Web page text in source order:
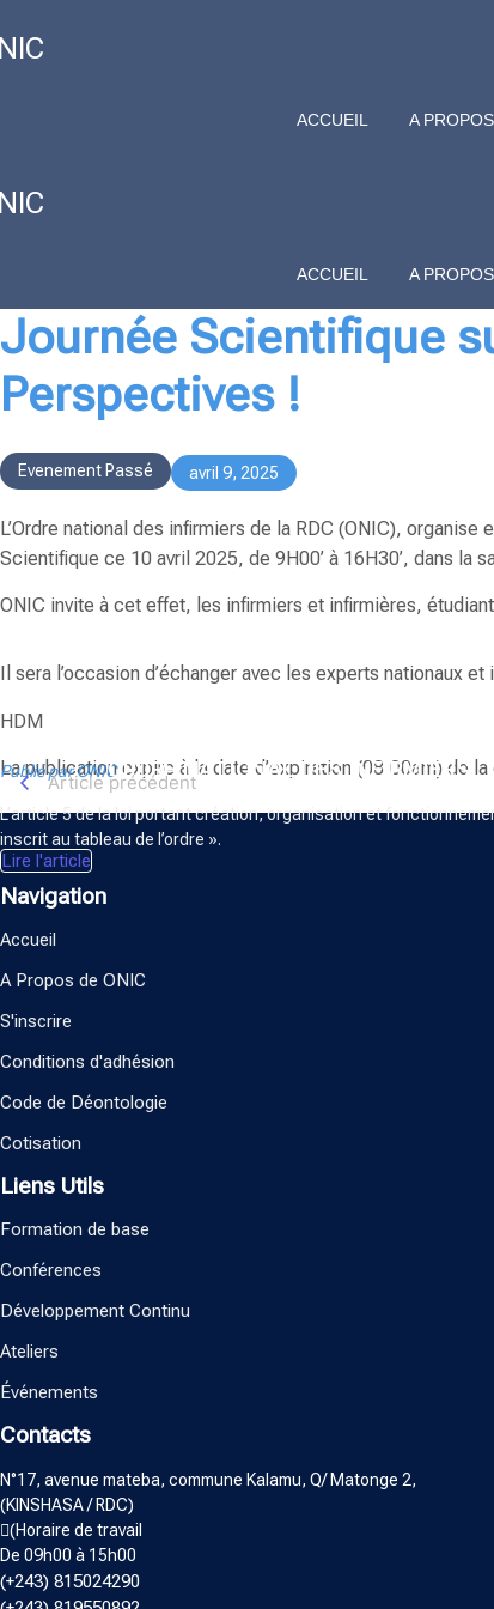
ACCUEIL A PROPOS
ACCUEIL A PROPOS
Journée Scientifique
Perspectives !
Evenement Passé avril 9, 2025
L’Ordre national des infirmiers de la RDC (ONIC), organise
Scientifique ce 10 avril 2025, de 9H00’ à 16H30’, dans la
ONIC invite à cet effet, les infirmiers et infirmières,
Il sera l’occasion d’échanger avec les experts nationaux
HDM
La publication expire à la date d’expiration (08:00am) de
Publié par ONIC
Article précédent
ORDRE NATIONAL DES INFIRMIERS
L’article 5 de la loi portant création, organisation et
inscrit au tableau de l’ordre ».
Lire l'article
Navigation
Accueil
A Propos de ONIC
S'inscrire
Conditions d'adhésion
Code de Déontologie
Cotisation
Liens Utils
Formation de base
Conférences
Développement Continu
Ateliers
Événements
Contacts
N°17, avenue mateba, commune Kalamu, Q/ Matonge 2,
(KINSHASA / RDC)
(Horaire de travail
De 09h00 à 15h00
(+243) 815024290